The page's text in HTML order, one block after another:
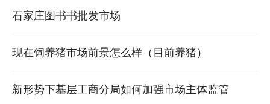
盈利模式简介 除甲醛空气治理行业前景
石家庄图书书批发市场
现在饲养猪市场前景怎么样（目前养猪）
新形势下基层工商分局如何加强市场主体监管